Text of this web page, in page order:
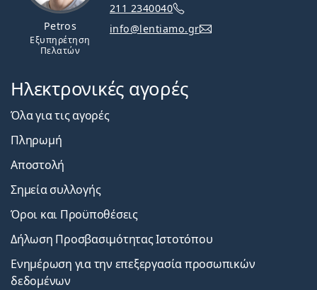
Petros
Εξυπηρέτηση
Πελατών
211 2340040
info@lentiamo.gr
Ηλεκτρονικές αγορές
Όλα για τις αγορές
Πληρωμή
Αποστολή
Σημεία συλλογής
Όροι και Προϋποθέσεις
Δήλωση Προσβασιμότητας Ιστοτόπου
Ενημέρωση για την επεξεργασία προσωπικών
δεδομένων